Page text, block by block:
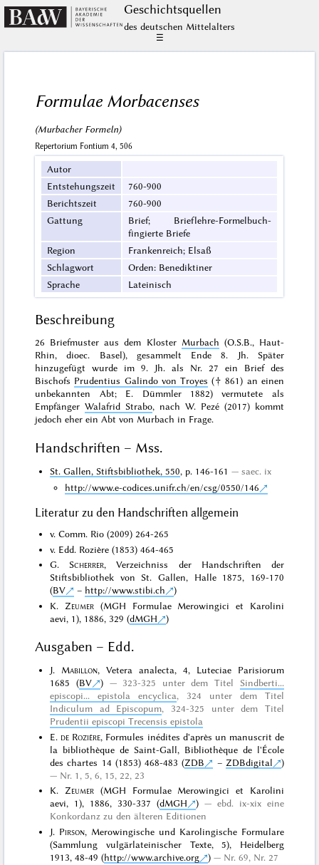
Geschichts­quellen
des deutschen Mittelalters
☰
Formulae Morbacenses
(Murbacher Formeln)
Repertorium Fontium 4, 506
Autor
Entstehungszeit
760-900
Berichtszeit
760-900
Gattung
Brief; Brieflehre-Formelbuch-
fingierte Briefe
Region
Frankenreich; Elsaß
Schlagwort
Orden: Benediktiner
Sprache
Lateinisch
Beschreibung
26 Briefmuster aus dem Kloster Murbach (O.S.B., Haut-
Rhin, dioec. Basel), gesammelt Ende 8. Jh. Später
hinzugefügt wurde im 9. Jh. als Nr. 27 ein Brief des
Bischofs Prudentius Galindo von Troyes († 861) an einen
unbekannten Abt; E. Dümmler 1882) vermutete als
EmpfängerWalafrid Strabo, nach W. Pezé (2017) kommt
jedoch eher ein Abt von Murbach in Frage.
Handschriften – Mss.
St. Gallen, Stiftsbibliothek, 550, p. 146-161
saec. ix
http://www.e-codices.unifr.ch/en/csg/0550/146
Literatur zu den Handschriften allgemein
v. Comm. Rio (2009) 264-265
v. Edd. Rozière (1853) 464-465
G.Scherrer, Verzeichniss der Handschriften der
Stiftsbibliothek von St. Gallen, Halle 1875, 169-170
(BV – http://www.stibi.ch
)
K. Zeumer (MGH Formulae Merowingici et Karolini
aevi, 1), 1886, 329 (dMGH )
Ausgaben – Edd.
J. Mabillon, Vetera analecta, 4, Luteciae Parisiorum
1685 (BV ) 323-325 unter dem Titel Sindberti...
episcopi... epistola encyclica, 324 unter dem Titel
Indiculum ad Episcopum, 324-325 unter dem Titel
Prudentii episcopi Trecensis epistola
E. de Rozière, Formules inédites d'après un manuscrit de
la bibliothèque de Saint-Gall, Bibliothèque de l'École
des chartes 14 (1853) 468-483 (ZDB – ZDBdigital
)
Nr. 1, 5, 6, 15, 22, 23
K. Zeumer (MGH Formulae Merowingici et Karolini
aevi, 1), 1886, 330-337 (dMGH )
ebd. ix-xix eine
Konkordanz zu den älteren Editionen
J. Pirson, Merowingische und Karolingische Formulare
(Sammlung vulgärlateinischer Texte, 5), Heidelberg
1913, 48-49 (http://www.archive.org )
Nr. 69, Nr. 27